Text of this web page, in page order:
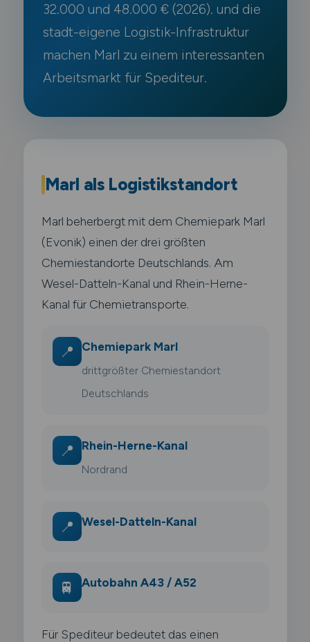
32.000 und 48.000 € (2026). und die
stadt-eigene Logistik-Infrastruktur
machen Marl zu einem interessanten
Arbeitsmarkt für Spediteur.
Marl als Logistikstandort
Marl beherbergt mit dem Chemiepark Marl
(Evonik) einen der drei größten
Chemiestandorte Deutschlands. Am
Wesel-Datteln-Kanal und Rhein-Herne-
Kanal für Chemietransporte.
📍 Chemiepark Marl
drittgrößter Chemiestandort
Deutschlands
📍 Rhein-Herne-Kanal
Nordrand
📍 Wesel-Datteln-Kanal
🚆 Autobahn A43 / A52
Für Spediteur bedeutet das einen